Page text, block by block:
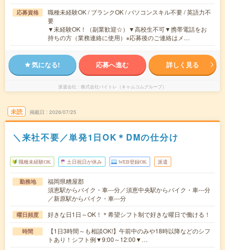
応募資格
職種未経験OK / ブランクOK / パソコンスキル不要 / 英語力不
要
▼未経験OK！（副業歓迎☆）▼高校生不可▼携帯電話をお
持ちの方（業務連絡に使用）※応募後のご連絡はメ…
気になる! 応募へ進む 詳しく見る
派遣会社 株式会社バイトレ（キャムコムグループ）
未読 掲載日 2026/07/25
＼来社不要／単発1日OK＊DMの仕分け
職種未経験OK 土日祝日が休み WEB登録OK 派遣
勤務地
福岡県糟屋郡
須恵駅からバイク・車---分／須恵中央駅からバイク・車---分
／新原駅からバイク・車---分
曜日頻度 好きな日1日～OK！＊希望シフト制で好きな曜日で働ける！
時間
【1日3時間～も相談OK!】午前中のみや18時以降などのシフ
トあり！シフト例▼9:00～12:00▼…